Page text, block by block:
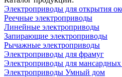
Электроприводы для открытия
Реечные электроприводы
Линейные электроприводы
Запирающие электроприводы
Рычажные электроприводы
Электроприводы для фрамуг
Электроприводы для мансардных
Электроприводы Умный дом